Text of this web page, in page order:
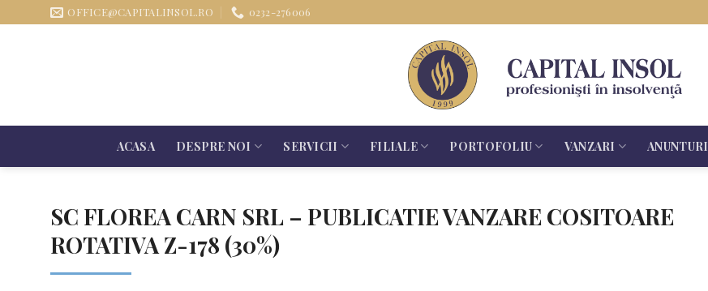
OFFICE@CAPITALINSOL.RO 0232-276006
ACASA DESPRE NOI SERVICII FILIALE PORTOFOLIU VANZARI ANUNTURI
SC FLOREA CARN SRL – PUBLICATIE VANZARE COSITOARE
ROTATIVA Z-178 (30%)